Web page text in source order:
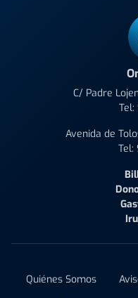
C/ Padre
Tel:
Avenida de
Tel:
Quiénes Somos